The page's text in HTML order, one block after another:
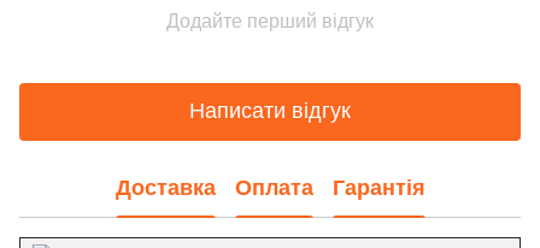
Додайте перший відгук
Написати відгук
Доставка Оплата Гарантія